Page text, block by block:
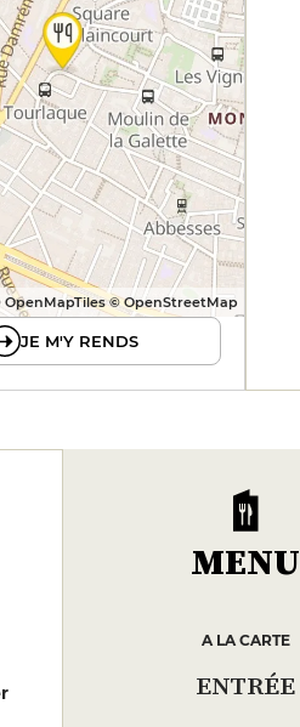
OpenMapTiles © OpenStreetMap
JE M'Y RENDS
MENU
A LA CARTE
ENTRÉE